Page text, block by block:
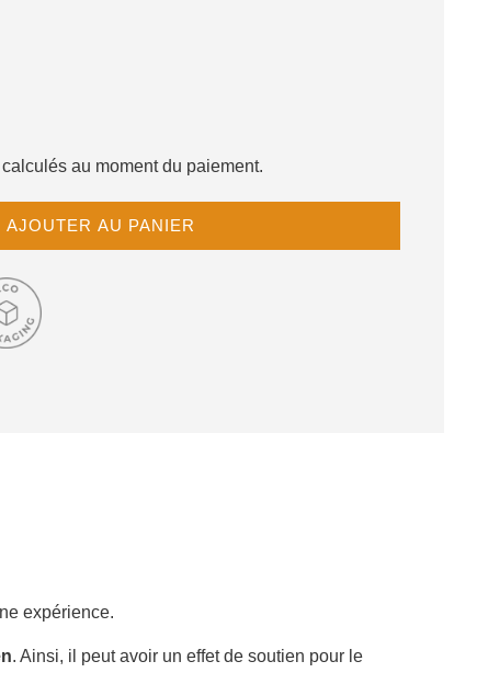
au moment du paiement.
C
H
R
G
E
.
.
AJOUTER AU PANIER
expérience.
. Ainsi, il peut avoir un effet de soutien pour le